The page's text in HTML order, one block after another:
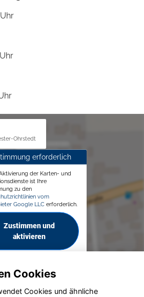
Ohrstedt
erforderlich
der Karten- und
ist Ihre
zu den
vom
Google LLC erforderlich.
Zustimmen und
aktivieren
Cookies
Cookies und ähnliche